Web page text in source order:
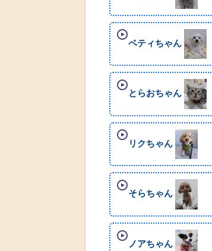
ベティちゃん
とらおちゃん
リクちゃん
そらちゃん
ノアちゃん